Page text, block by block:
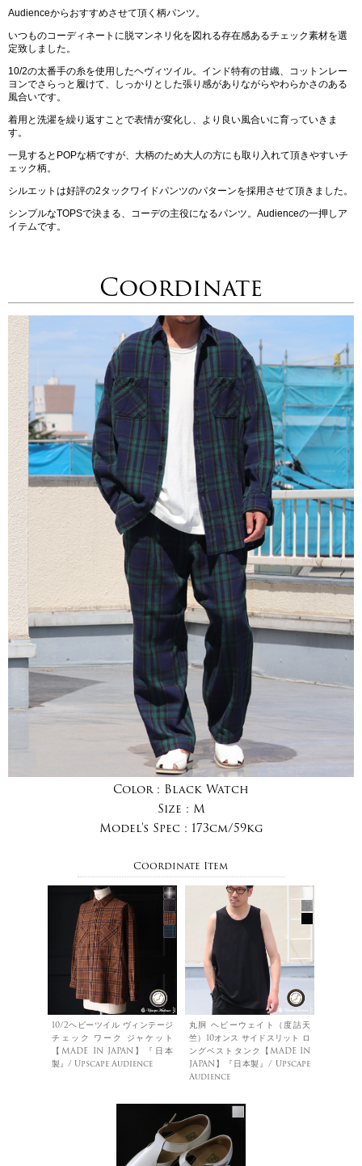
Audienceからおすすめさせて頂く柄パンツ。
いつものコーディネートに脱マンネリ化を図れる存在感あるチェック素材を選
定致しました。
10/2の太番手の糸を使用したヘヴィツイル。インド特有の甘織、コットンレー
ヨンでさらっと履けて、しっかりとした張り感がありながらやわらかさのある
風合いです。
着用と洗濯を繰り返すことで表情が変化し、より良い風合いに育っていきま
す。
一見するとPOPな柄ですが、大柄のため大人の方にも取り入れて頂きやすいチ
ェック柄。
シルエットは好評の2タックワイドパンツのパターンを採用させて頂きました。
シンプルなTOPSで決まる、コーデの主役になるパンツ。Audienceの一押しア
イテムです。
Coordinate
Color : Black Watch
Size : M
Model's Spec : 173cm/59kg
Coordinate Item
10/2ヘビーツイル ヴィンテージ
チェック ワーク ジャケット
【MADE IN JAPAN】『日本
製』/ Upscape Audience
丸胴 ヘビーウェイト（度詰天
竺）10オンス サイドスリット ロ
ングベストタンク【MADE IN
JAPAN】『日本製』/ Upscape
Audience